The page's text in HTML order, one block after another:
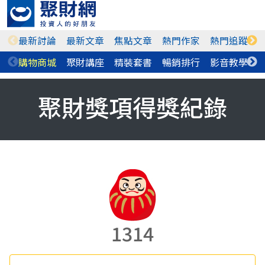
最新討論 最新文章 焦點文章 熱門作家 熱門追蹤
購物商城 聚財講座 精裝套書 暢銷排行 影音教學
聚財獎項得獎紀錄
1314